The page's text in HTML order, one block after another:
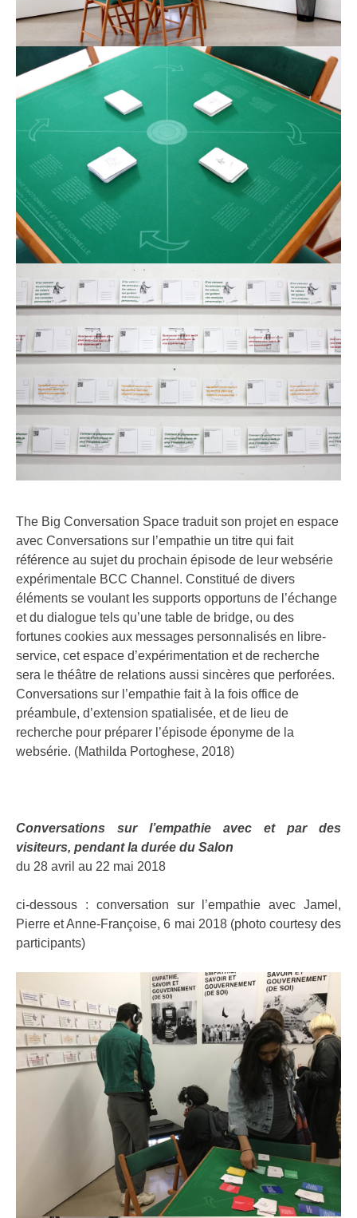
The Big Conversation Space traduit son projet en espace
avec Conversations sur l’empathie un titre qui fait
référence au sujet du prochain épisode de leur websérie
expérimentale BCC Channel. Constitué de divers
éléments se voulant les supports opportuns de l’échange
et du dialogue tels qu’une table de bridge, ou des
fortunes cookies aux messages personnalisés en libre-
service, cet espace d’expérimentation et de recherche
sera le théâtre de relations aussi sincères que perforées.
Conversations sur l’empathie fait à la fois office de
préambule, d’extension spatialisée, et de lieu de
recherche pour préparer l’épisode éponyme de la
websérie. (Mathilda Portoghese, 2018)
Conversations sur l’empathie avec et par des
visiteurs, pendant la durée du Salon
du 28 avril au 22 mai 2018
ci-dessous : conversation sur l’empathie avec Jamel,
Pierre et Anne-Françoise, 6 mai 2018 (photo courtesy des
participants)